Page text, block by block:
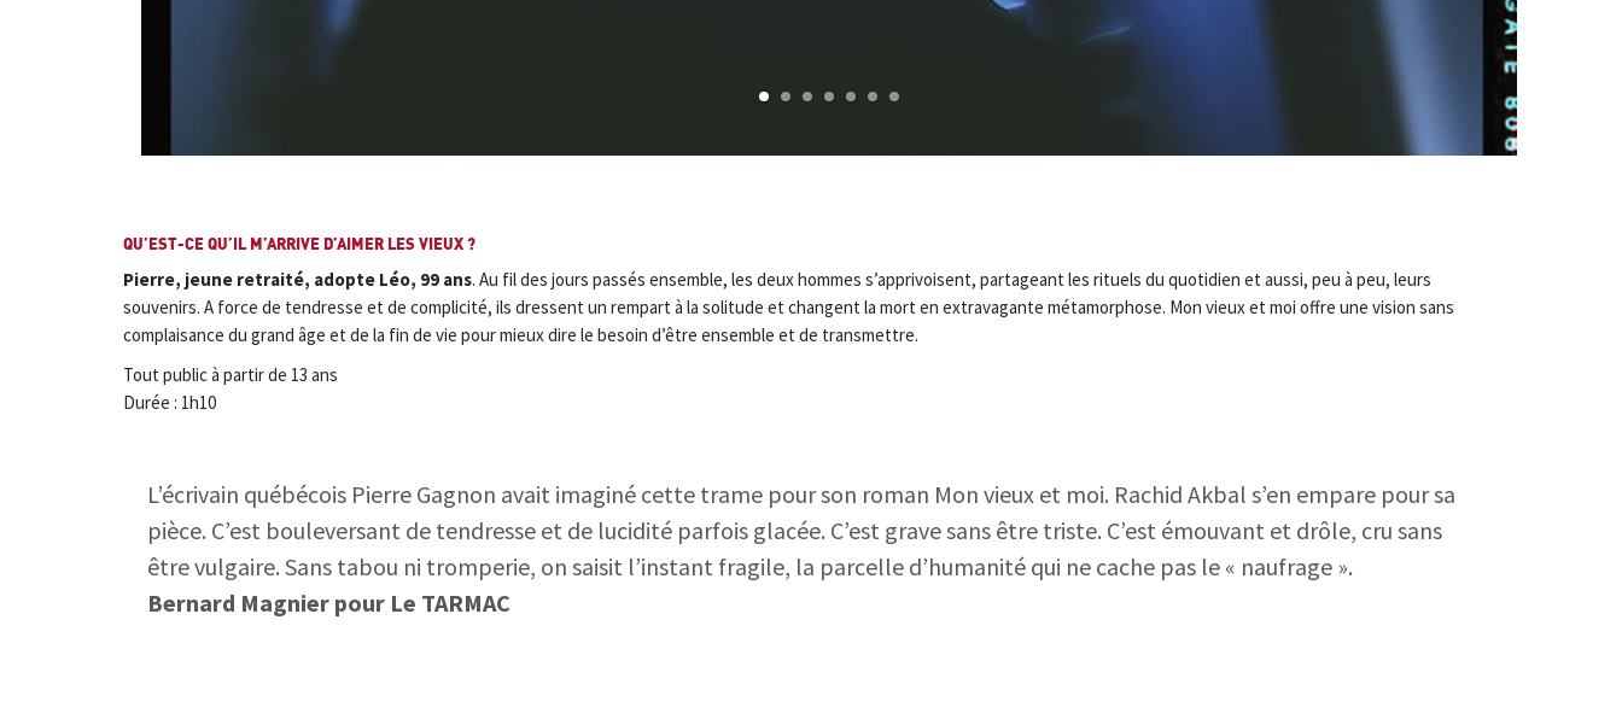
QU’EST-CE QU’IL M’ARRIVE D’AIMER LES VIEUX ?
Pierre, jeune retraité, adopte Léo, 99 ans. Au fil des jours passés ensemble, les deux hommes s’apprivoisent, partageant les rituels du quotidien et aussi, peu à peu, leurs
souvenirs. A force de tendresse et de complicité, ils dressent un rempart à la solitude et changent la mort en extravagante métamorphose. Mon vieux et moi offre une vision sans
complaisance du grand âge et de la fin de vie pour mieux dire le besoin d’être ensemble et de transmettre.
Tout public à partir de 13 ans
Durée : 1h10
L’écrivain québécois Pierre Gagnon avait imaginé cette trame pour son roman Mon vieux et moi. Rachid Akbal s’en empare pour sa
pièce. C’est bouleversant de tendresse et de lucidité parfois glacée. C’est grave sans être triste. C’est émouvant et drôle, cru sans
être vulgaire. Sans tabou ni tromperie, on saisit l’instant fragile, la parcelle d’humanité qui ne cache pas le « naufrage ».
Bernard Magnier pour Le TARMAC